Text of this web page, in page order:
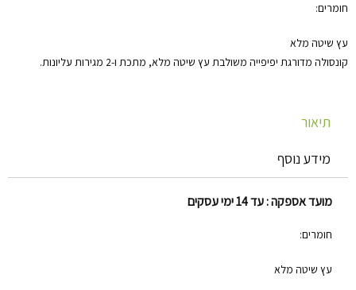
חומרים:
עץ שיטה מלא
קונסולה מדורגת יפיפייה משולבת עץ שיטה מלא, מתכת ו-2 מגירות עליונות.
תיאור
מידע נוסף
מועד אספקה : עד 14 ימי עסקים
חומרים:
עץ שיטה מלא